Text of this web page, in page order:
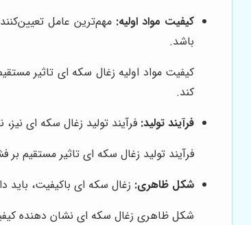
کیفیت مواد اولیه: مهم‌ترین عامل
باشد.
کیفیت مواد اولیه زغال سکه ای تاثیر
کند.
فرآیند تولید: فرآیند تولید زغال سکه ای
فرآیند تولید زغال سکه ای تاثیر مستقیم
شکل ظاهری: زغال سکه ای باکیفیت،
شکل ظاهری زغال سکه ای نشان دهنده